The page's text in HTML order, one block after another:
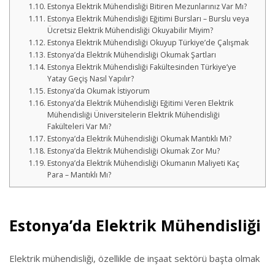
Estonya Elektrik Mühendisliği Bitiren Mezunlarınız Var Mı?
Estonya Elektrik Mühendisliği Eğitimi Bursları – Burslu veya
Ücretsiz Elektrik Mühendisliği Okuyabilir Miyim?
Estonya Elektrik Mühendisliği Okuyup Türkiye’de Çalışmak
Estonya’da Elektrik Mühendisliği Okumak Şartları
Estonya Elektrik Mühendisliği Fakültesinden Türkiye’ye
Yatay Geçiş Nasıl Yapılır?
Estonya’da Okumak İstiyorum
Estonya’da Elektrik Mühendisliği Eğitimi Veren Elektrik
Mühendisliği Üniversitelerin Elektrik Mühendisliği
Fakülteleri Var Mı?
Estonya’da Elektrik Mühendisliği Okumak Mantıklı Mı?
Estonya’da Elektrik Mühendisliği Okumak Zor Mu?
Estonya’da Elektrik Mühendisliği Okumanın Maliyeti Kaç
Para – Mantıklı Mı?
Estonya’da Elektrik Mühendisliği
Elektrik mühendisliği, özellikle de inşaat sektörü başta olmak